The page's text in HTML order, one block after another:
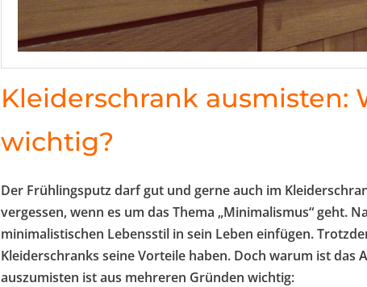
Kleiderschrank ausmisten:
wichtig?
Der Frühlingsputz darf gut und gerne auch im
vergessen, wenn es um das Thema „Minimalismus“ geht.
minimalistischen Lebensstil in sein Leben einfügen.
Kleiderschranks seine Vorteile haben. Doch warum ist das
auszumisten ist aus mehreren Gründen wichtig: